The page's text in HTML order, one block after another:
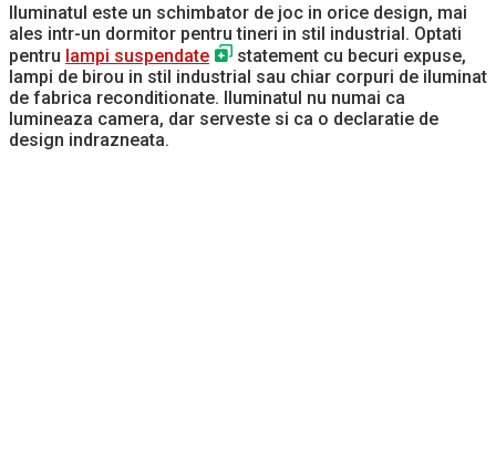
Iluminatul este un schimbator de joc in orice design, mai
ales intr-un dormitor pentru tineri in stil industrial. Optati
pentru lampi suspendate
statement cu becuri expuse,
lampi de birou in stil industrial sau chiar corpuri de iluminat
de fabrica reconditionate. Iluminatul nu numai ca
lumineaza camera, dar serveste si ca o declaratie de
design indrazneata.